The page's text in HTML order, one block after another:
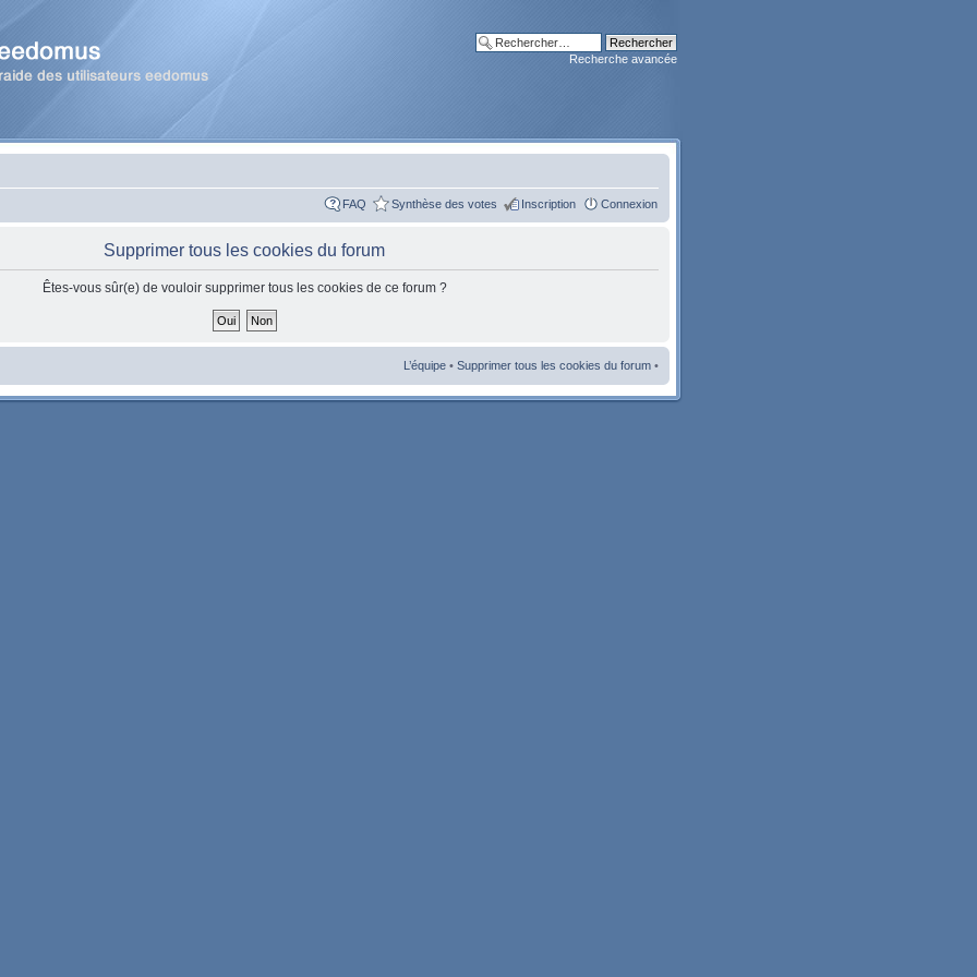
Recherche avancée
FAQ Synthèse des votes Inscription Connexion
Supprimer tous les cookies du forum
Êtes-vous sûr(e) de vouloir supprimer tous les cookies de ce forum ?
L’équipe • Supprimer tous les cookies du forum •